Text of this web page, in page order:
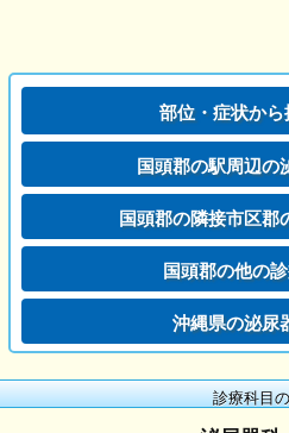
部位・症状か
国頭郡の駅周辺の
国頭郡の隣接市区郡
国頭郡の他の
沖縄県の泌尿
診療科目